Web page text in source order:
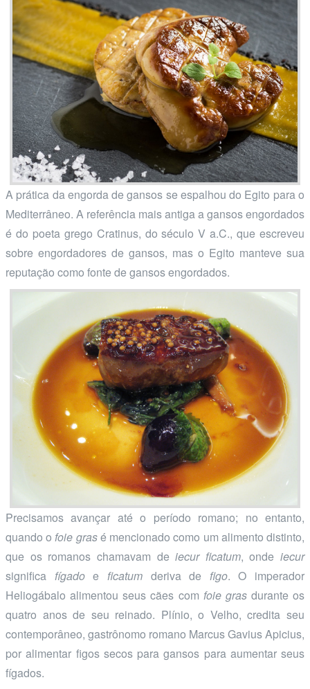
A prática da engorda de gansos se espalhou do Egito para o
Mediterrâneo. A referência mais antiga a gansos engordados
é do poeta grego Cratinus, do século V a.C., que escreveu
sobre engordadores de gansos, mas o Egito manteve sua
reputação como fonte de gansos engordados.
Precisamos avançar até o período romano; no entanto,
quando ofoie grasé mencionado como um alimento distinto,
que os romanos chamavam deiecur ficatum, onde iecur
significa fígadoe ficatumderiva de figo. O imperador
Heliogábalo alimentou seus cães com foie grasdurante os
quatro anos de seu reinado. Plínio, o Velho, credita seu
contemporâneo, gastrônomo romano Marcus Gavius Apicius,
por alimentar figos secos para gansos para aumentar seus
fígados.